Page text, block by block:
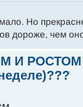
Но
дороже, чем
И